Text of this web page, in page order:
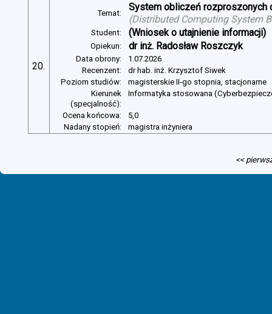
20.
Temat:
System obliczeń rozproszonych
(Distributed Computing System
Student: (Wniosek o utajnienie informacji)
Opiekun: dr inż. Radosław Roszczyk
Data obrony:
1.07.2026
Recenzent:
dr hab. inż. Krzysztof Siwek
Poziom studiów:
magisterskie II-go stopnia, stacjonarne
Kierunek
(specjalność):
Informatyka stosowana
Ocena końcowa:
5,0
Nadany stopień:
magistra inżyniera
<<